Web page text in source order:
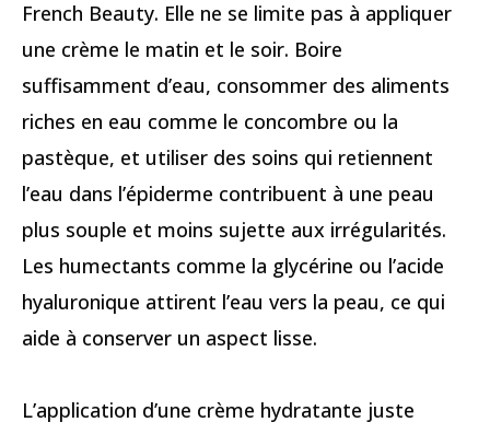
French Beauty. Elle ne se limite pas à appliquer
une crème le matin et le soir. Boire
suffisamment d’eau, consommer des aliments
riches en eau comme le concombre ou la
pastèque, et utiliser des soins qui retiennent
l’eau dans l’épiderme contribuent à une peau
plus souple et moins sujette aux irrégularités.
Les humectants comme la glycérine ou l’acide
hyaluronique attirent l’eau vers la peau, ce qui
aide à conserver un aspect lisse.
L’application d’une crème hydratante juste